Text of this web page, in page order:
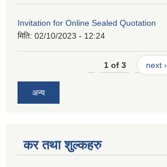
Invitation for Online Sealed Quotation
मिति: 02/10/2023 - 12:24
1 of 3 next ›
अन्य
कर तथा शुल्कहरु